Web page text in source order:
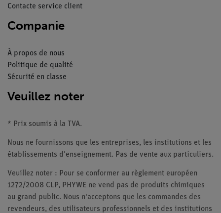
Contacte service client
Companie
À propos de nous
Politique de qualité
Sécurité en classe
Veuillez noter
* Prix soumis à la TVA.
Nous ne fournissons que les entreprises, les institutions et les
établissements d'enseignement. Pas de vente aux particuliers.
Veuillez noter : Pour se conformer au règlement européen
1272/2008 CLP, PHYWE ne vend pas de produits chimiques
au grand public. Nous n'acceptons que les commandes des
revendeurs, des utilisateurs professionnels et des institutions